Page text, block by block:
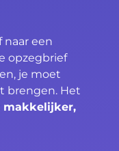
naar een
opzegbrief
je moet
brengen. Het
makkelijker,